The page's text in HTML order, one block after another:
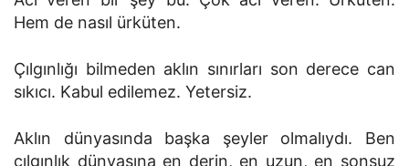
Hem de nasıl ürküten.
Çılgınlığı bilmeden aklın sınırları son derece can
sıkıcı. Kabul edilemez. Yetersiz.
Aklın dünyasında başka şeyler olmalıydı. Ben
çılgınlık dünyasına en derin, en uzun, en sonsuz